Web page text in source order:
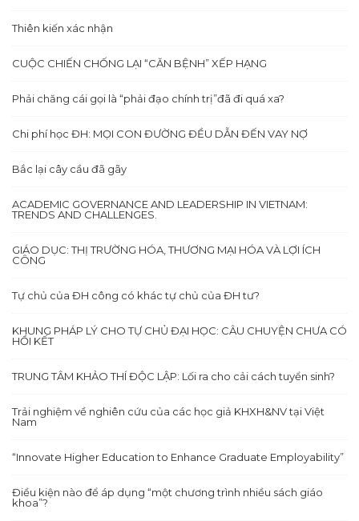
Thiên kiến xác nhận
CUỘC CHIẾN CHỐNG LẠI “CĂN BỆNH” XẾP HẠNG
Phải chăng cái gọi là “phải đạo chính trị”đã đi quá xa?
Chi phí học ĐH: MỌI CON ĐƯỜNG ĐỀU DẪN ĐẾN VAY NỢ
Bắc lại cây cầu đã gãy
ACADEMIC GOVERNANCE AND LEADERSHIP IN VIETNAM:
TRENDS AND CHALLENGES.
GIÁO DỤC: THỊ TRƯỜNG HÓA, THƯƠNG MẠI HÓA VÀ LỢI ÍCH
CÔNG
Tự chủ của ĐH công có khác tự chủ của ĐH tư?
KHUNG PHÁP LÝ CHO TỰ CHỦ ĐẠI HỌC: CÂU CHUYỆN CHƯA CÓ
HỒI KẾT
TRUNG TÂM KHẢO THÍ ĐỘC LẬP: Lối ra cho cải cách tuyển sinh?
Trải nghiệm về nghiên cứu của các học giả KHXH&NV tại Việt
Nam
“Innovate Higher Education to Enhance Graduate Employability”
Điều kiện nào để áp dụng “một chương trình nhiều sách giáo
khoa”?